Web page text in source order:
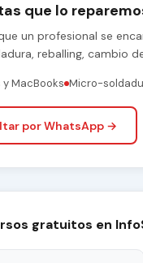
que lo
un profesional se
reballing, cambio
MacBooks Micro-
por WhatsApp →
gratuitos en